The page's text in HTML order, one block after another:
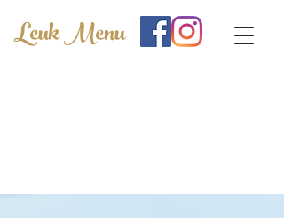
Leuk Menu